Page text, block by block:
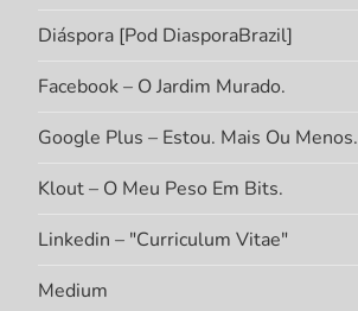
Diáspora [Pod DiasporaBrazil]
Facebook – O Jardim Murado.
Google Plus – Estou. Mais Ou Menos.
Klout – O Meu Peso Em Bits.
Linkedin – "Curriculum Vitae"
Medium